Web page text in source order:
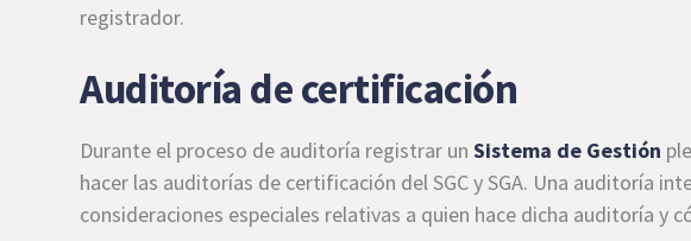
registrador.
Auditoría de certificación
Durante el proceso de auditoría registrar unSistema de Gestión
hacer las auditorías de certificación del SGC y SGA. Una auditoría
consideraciones especiales relativas a quien hace dicha auditoría y